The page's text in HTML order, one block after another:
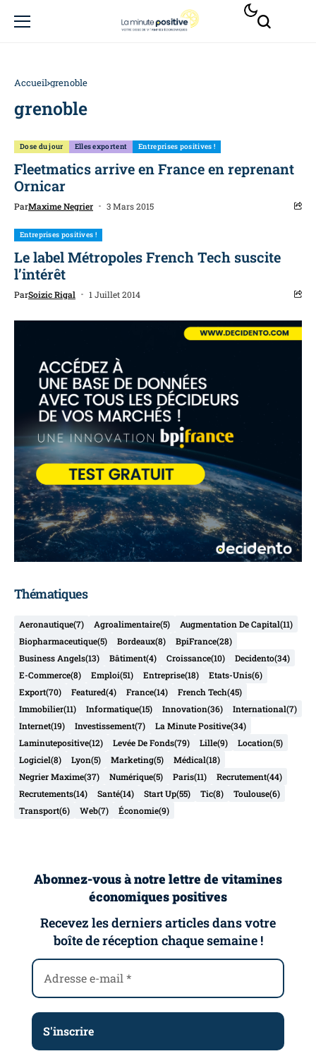
Accueil grenoble
grenoble
Dose du jour Elles exportent Entreprises positives !
Fleetmatics arrive en France en reprenant
Ornicar
ParMaxime Negrier 3 Mars 2015
Entreprises positives !
Le label Métropoles French Tech suscite
l’intérêt
ParSoizic Rigal 1 Juillet 2014
Thématiques
Aeronautique(7) Agroalimentaire(5) Augmentation De Capital(11)
Biopharmaceutique(5) Bordeaux(8) BpiFrance(28)
Business Angels(13) Bâtiment(4) Croissance(10) Decidento(34)
E-Commerce(8) Emploi(51) Entreprise(18) Etats-Unis(6)
Export(70) Featured(4) France(14) French Tech(45)
Immobilier(11) Informatique(15) Innovation(36) International(7)
Internet(19) Investissement(7) La Minute Positive(34)
Laminutepositive(12) Levée De Fonds(79) Lille(9) Location(5)
Logiciel(8) Lyon(5) Marketing(5) Médical(18)
Negrier Maxime(37) Numérique(5) Paris(11) Recrutement(44)
Recrutements(14) Santé(14) Start Up(55) Tic(8) Toulouse(6)
Transport(6) Web(7) Économie(9)
Abonnez-vous à notre lettre de vitamines
économiques positives
Recevez les derniers articles dans votre
boîte de réception chaque semaine !